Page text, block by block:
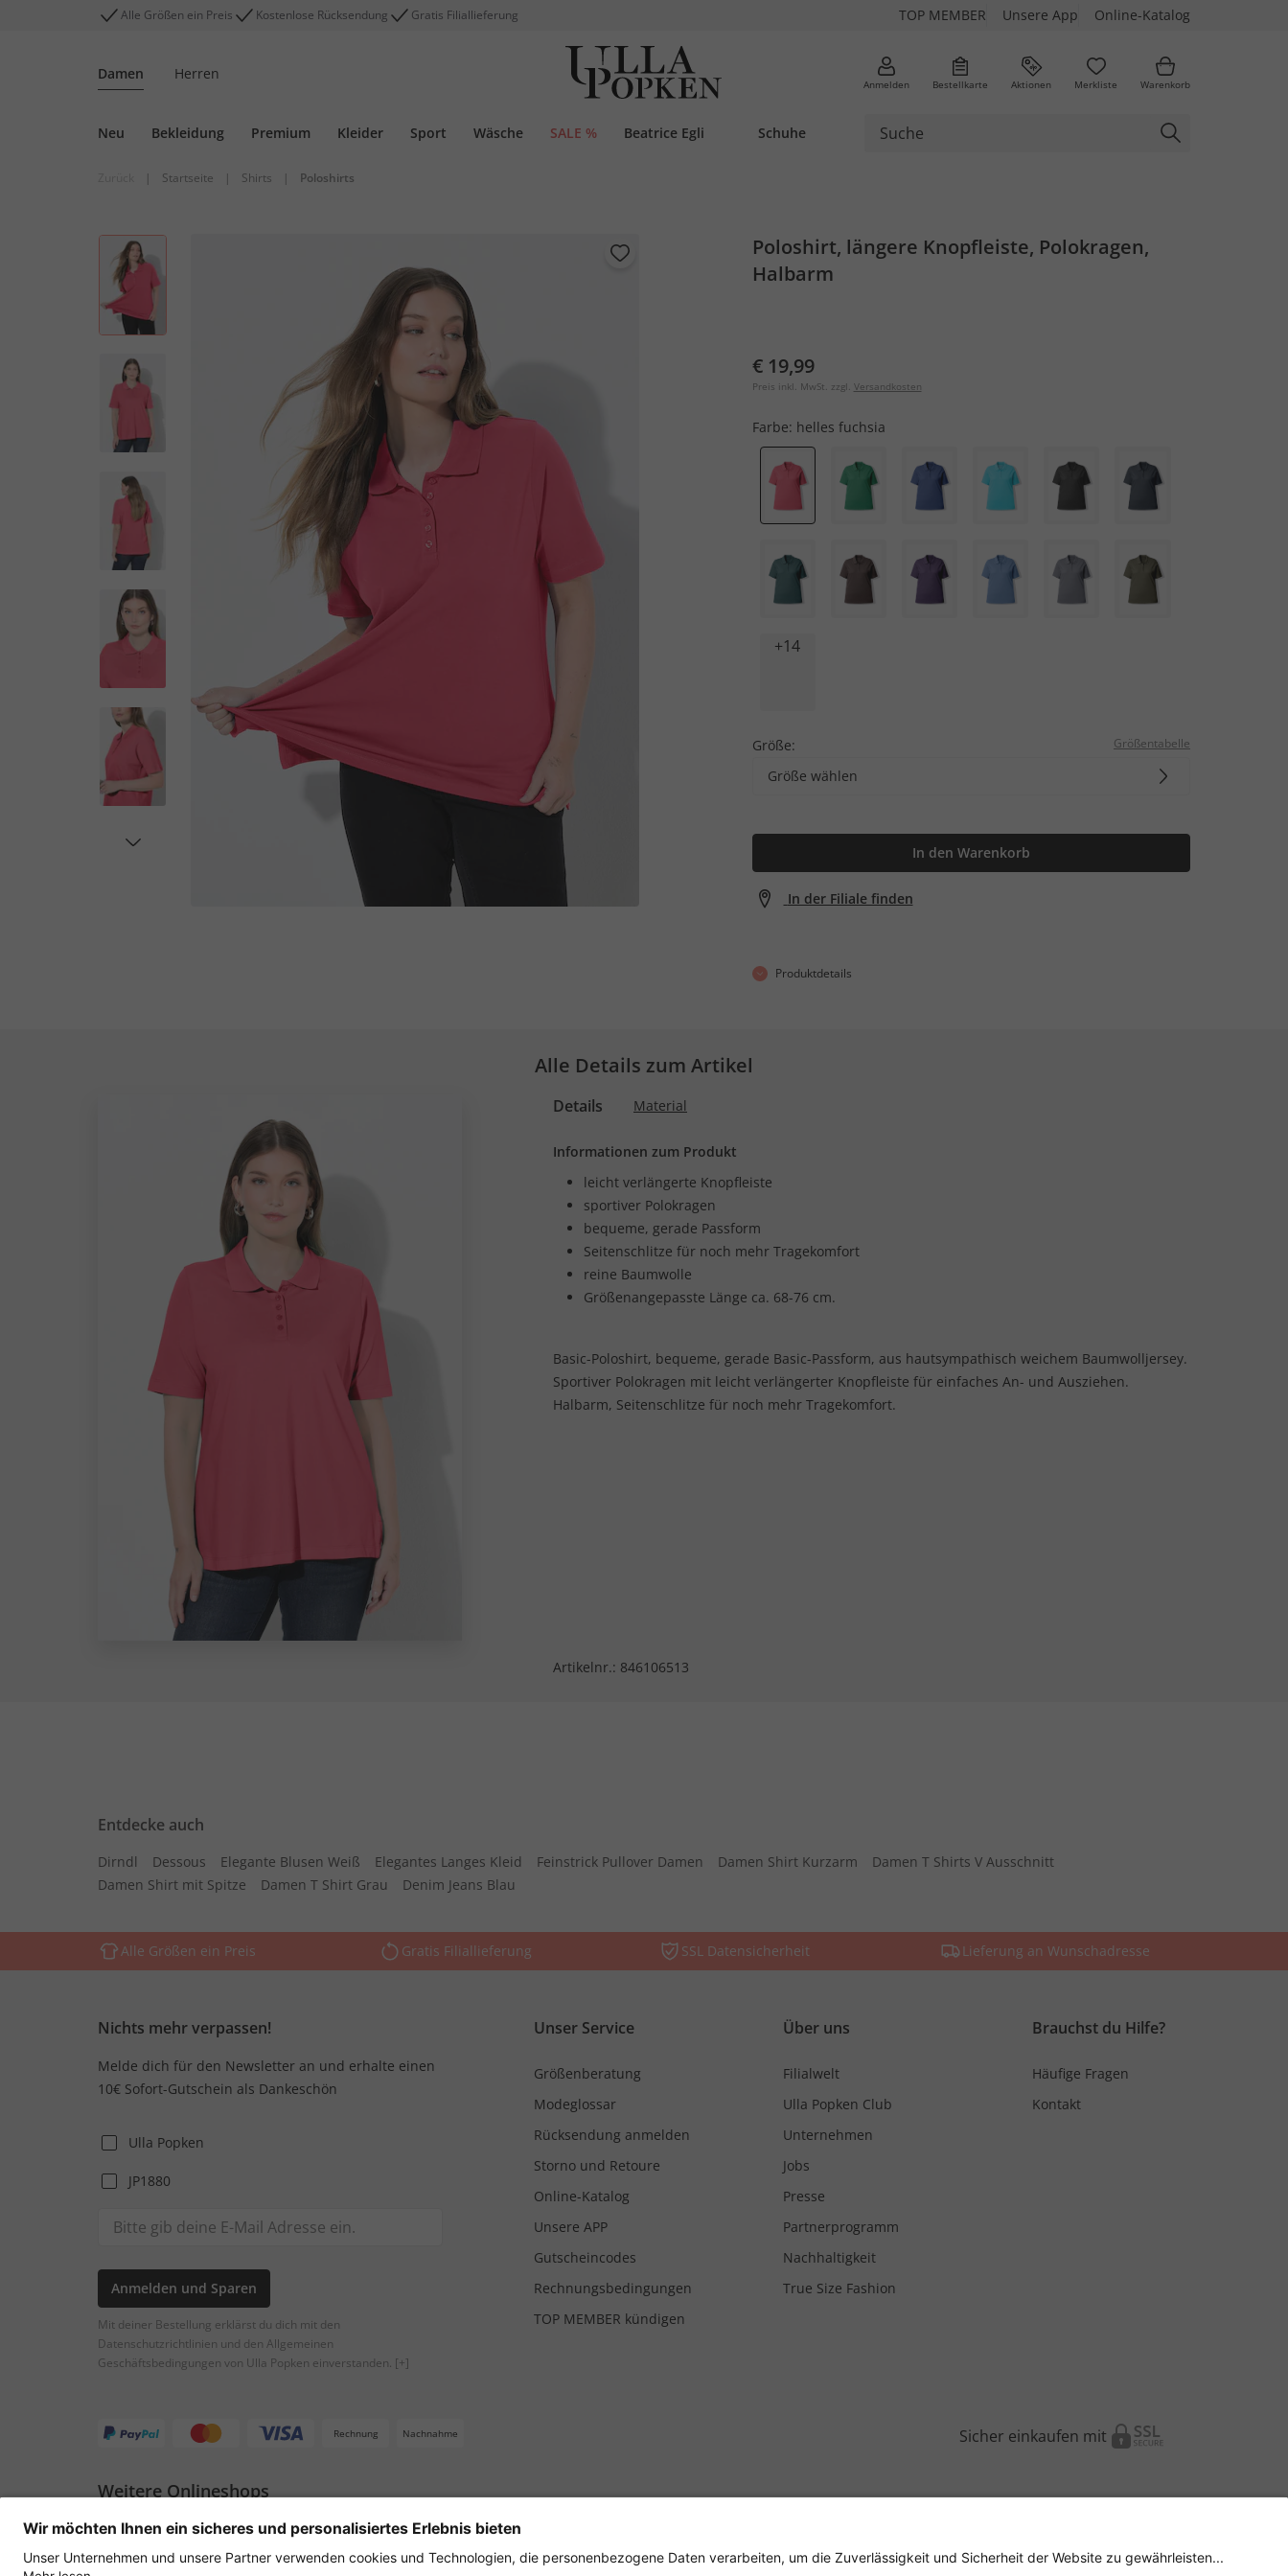
Alle Größen ein Preis Kostenlose Rücksendung Gratis Filiallieferung TOP MEMBER Unsere App Online-Katalog
Damen Herren
Anmelden Bestellkarte Aktionen Merkliste Warenkorb
Neu Bekleidung Premium Kleider Sport Wäsche SALE % Beatrice Egli Schuhe
| Startseite | Shirts | Poloshirts
Poloshirt, längere Knopfleiste, Polokragen,
Halbarm
€ 19,99
Preis inkl. MwSt. zzgl. Versandkosten
Farbe: helles fuchsia
+14
Größe: Größentabelle
Größe wählen
In den Warenkorb
In der Filiale finden
Produktdetails
Alle Details zum Artikel
Details Material
Informationen zum Produkt
leicht verlängerte Knopfleiste
sportiver Polokragen
bequeme, gerade Passform
Seitenschlitze für noch mehr Tragekomfort
reine Baumwolle
Größenangepasste Länge ca. 68-76 cm.
Basic-Poloshirt, bequeme, gerade Basic-Passform, aus hautsympathisch weichem Baumwolljersey.
Sportiver Polokragen mit leicht verlängerter Knopfleiste für einfaches An- und Ausziehen.
Halbarm, Seitenschlitze für noch mehr Tragekomfort.
Artikelnr.: 846106513
Entdecke auch
Dirndl Dessous Elegante Blusen Weiß Elegantes Langes Kleid Feinstrick Pullover Damen Damen Shirt Kurzarm
Damen T Shirts V Ausschnitt
Damen Shirt mit Spitze
Damen T Shirt Grau Denim Jeans Blau
Alle Größen ein Preis Gratis Filiallieferung SSL Datensicherheit Lieferung an Wunschadresse
Nichts mehr verpassen!
Melde dich für den Newsletter an und erhalte einen
10€ Sofort-Gutschein als Dankeschön
Ulla Popken
JP1880
Anmelden und Sparen
Mit deiner Bestellung erklärst du dich mit den
Datenschutzrichtlinien und den Allgemeinen
Geschäftsbedingungen von Ulla Popken einverstanden. [+]
Unser Service
Größenberatung
Modeglossar
Rücksendung anmelden
Storno und Retoure
Online-Katalog
Unsere APP
Gutscheincodes
Rechnungsbedingungen
TOP MEMBER kündigen
Über uns
Filialwelt
Ulla Popken Club
Unternehmen
Jobs
Presse
Partnerprogramm
Nachhaltigkeit
True Size Fashion
Brauchst du Hilfe?
Häufige Fragen
Kontakt
Rechnung Nachnahme Sicher einkaufen mit
Weitere Onlineshops
Österreich